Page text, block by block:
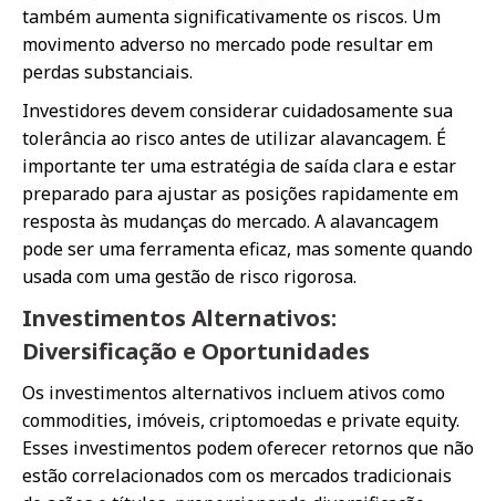
também aumenta significativamente os riscos. Um
movimento adverso no mercado pode resultar em
perdas substanciais.
Investidores devem considerar cuidadosamente sua
tolerância ao risco antes de utilizar alavancagem. É
importante ter uma estratégia de saída clara e estar
preparado para ajustar as posições rapidamente em
resposta às mudanças do mercado. A alavancagem
pode ser uma ferramenta eficaz, mas somente quando
usada com uma gestão de risco rigorosa.
Investimentos Alternativos:
Diversificação e Oportunidades
Os investimentos alternativos incluem ativos como
commodities, imóveis, criptomoedas e private equity.
Esses investimentos podem oferecer retornos que não
estão correlacionados com os mercados tradicionais